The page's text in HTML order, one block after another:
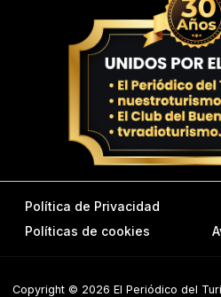
Política de Privacidad
Políticas de cookies
Copyright © 2026 El Periódico del